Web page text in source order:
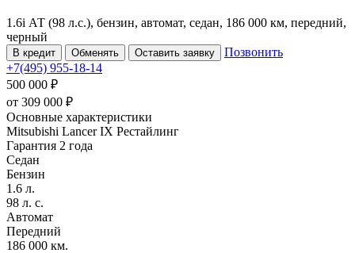
1.6i АТ (98 л.с.), бензин, автомат, седан, 186 000 км, передний,
черный
В кредит Обменять Оставить заявку
Позвонить
+7(495) 955-18-14
500 000 ₽
от 309 000 ₽
Основные характеристики
Mitsubishi Lancer IX Рестайлинг
Гарантия 2 года
Седан
Бензин
1.6 л.
98 л. с.
Автомат
Передний
186 000 км.